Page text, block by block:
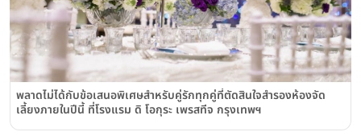
พลาดไม่ได้กับข้อเสนอพิเศษสำหรับคู่รักทุกคู่ที่ตัดสินใจสำรองห้องจัด
เลี้ยงภายในปีนี้ ที่โรงแรม ดิ โอกุระ เพรสทีจ กรุงเทพฯ